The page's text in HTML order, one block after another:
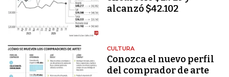
alcanzó $42.102
CULTURA
Conozca el nuevo perfil
del comprador de arte